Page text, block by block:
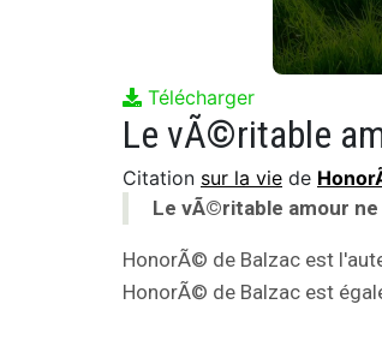
Télécharger
Le vÃ©ritable
Citation sur la vie de
Le vÃ©ritable amour
HonorÃ© de Balzac est
HonorÃ© de Balzac est